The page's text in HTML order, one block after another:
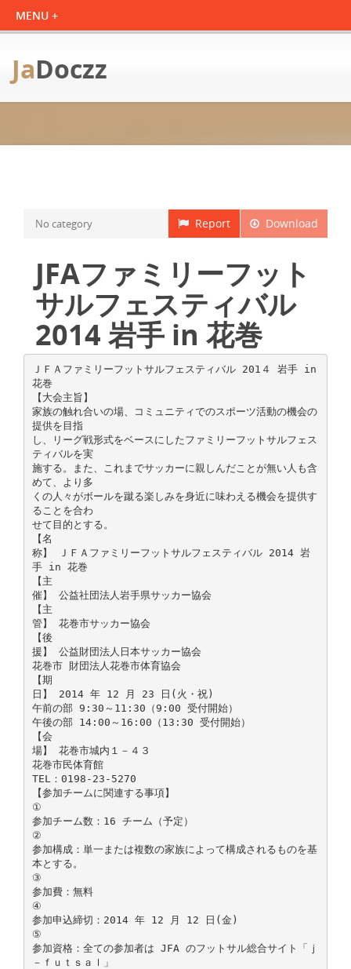
JaDoczz
Download
Report
No category
JFAファミリーフット
サルフェスティバル
2014 岩手 in 花巻
ＪＦＡファミリーフットサルフェスティバル 201４ 岩手 in
花巻
【大会主旨】
家族の触れ合いの場、コミュニティでのスポーツ活動の機会の
提供を目指
し、リーグ戦形式をベースにしたファミリーフットサルフェス
ティバルを実
施する。また、これまでサッカーに親しんだことが無い人も含
めて、より多
くの人々がボールを蹴る楽しみを身近に味わえる機会を提供す
ることを合わ
せて目的とする。
【名
称】 ＪＦＡファミリーフットサルフェスティバル 2014 岩
手 in 花巻
【主
催】 公益社団法人岩手県サッカー協会
【主
管】 花巻市サッカー協会
【後
援】 公益財団法人日本サッカー協会
花巻市 財団法人花巻市体育協会
【期
日】 2014 年 12 月 23 日(火・祝)
午前の部 9:30～11:30（9:00 受付開始）
午後の部 14:00～16:00（13:30 受付開始）
【会
場】 花巻市城内１－４３
花巻市民体育館
TEL：0198-23-5270
【参加チームに関連する事項】
①
参加チーム数：16 チーム（予定）
②
参加構成：単一または複数の家族によって構成されるものを基
本とする。
③
参加費：無料
④
参加申込締切：2014 年 12 月 12 日(金)
⑤
参加資格：全ての参加者は JFA のフットサル総合サイト「ｊ
－ｆｕｔｓａｌ」